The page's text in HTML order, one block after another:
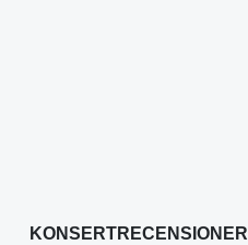
KONSERTRECENSIONER